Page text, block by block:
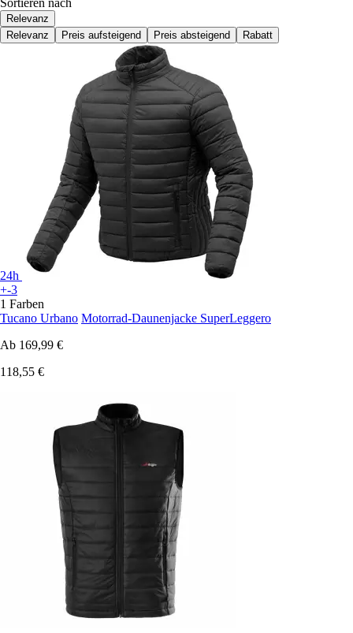
Relevanz
Relevanz
Preis aufsteigend Preis absteigend Rabatt
24h
+-3
1 Farben
Tucano Urbano Motorrad-Daunenjacke SuperLeggero
Ab 169,99 €
118,55 €